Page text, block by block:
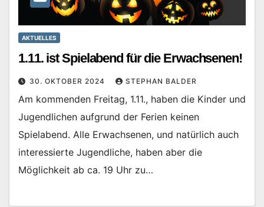
AKTUELLES
1.11. ist Spielabend für die Erwachsenen!
30. OKTOBER 2024 STEPHAN BALDER
Am kommenden Freitag, 1.11., haben die Kinder und
Jugendlichen aufgrund der Ferien keinen
Spielabend. Alle Erwachsenen, und natürlich auch
interessierte Jugendliche, haben aber die
Möglichkeit ab ca. 19 Uhr zu…